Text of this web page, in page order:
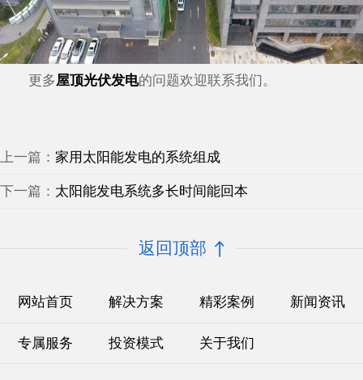
更多屋顶光伏发电的问题欢迎联系我们。
上一篇： 家用太阳能发电的系统组成
下一篇： 太阳能发电系统多长时间能回本
返回顶部
网站首页 解决方案 精彩案例 新闻资讯
专属服务 投资模式 关于我们